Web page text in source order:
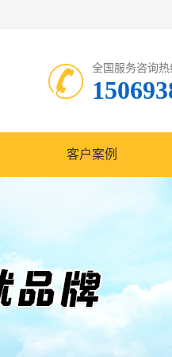
全国服务咨询热
客户案例